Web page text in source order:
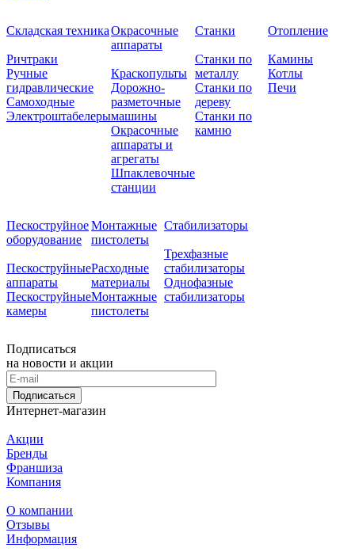
Складская техника
Ричтраки
Ручные
гидравлические
Самоходные
Электроштабелеры
Окрасочные
аппараты
Краскопульты
Дорожно-
разметочные
машины
Окрасочные
аппараты и
агрегаты
Шпаклевочные
станции
Станки
Станки по
металлу
Станки по
дереву
Станки по
камню
Отопление
Камины
Котлы
Печи
Пескоструйное
оборудование
Пескоструйные
аппараты
Пескоструйные
камеры
Монтажные
пистолеты
Расходные
материалы
Монтажные
пистолеты
Стабилизаторы
Трехфазные
стабилизаторы
Однофазные
стабилизаторы
Подписаться
на новости и акции
Подписаться
Интернет-магазин
Акции
Бренды
Франшиза
Компания
О компании
Отзывы
Информация